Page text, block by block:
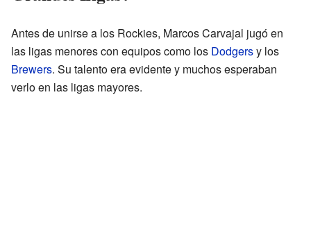
Antes de unirse a los Rockies, Marcos Carvajal jugó en
las ligas menores con equipos como los Dodgersy los
Brewers. Su talento era evidente y muchos esperaban
verlo en las ligas mayores.